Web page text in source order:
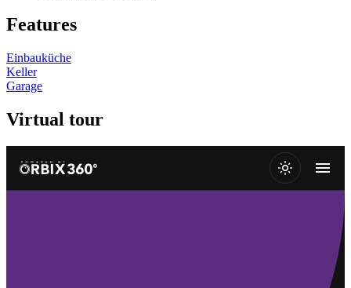
Features
Einbauküche
Keller
Garage
Virtual tour